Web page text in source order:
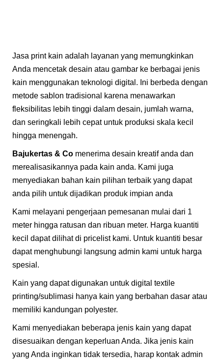
Jasa print kain adalah layanan yang memungkinkan
Anda mencetak desain atau gambar ke berbagai jenis
kain menggunakan teknologi digital. Ini berbeda dengan
metode sablon tradisional karena menawarkan
fleksibilitas lebih tinggi dalam desain, jumlah warna,
dan seringkali lebih cepat untuk produksi skala kecil
hingga menengah.
Bajukertas & Co menerima desain kreatif anda dan
merealisasikannya pada kain anda. Kami juga
menyediakan bahan kain pilihan terbaik yang dapat
anda pilih untuk dijadikan produk impian anda
Kami melayani pengerjaan pemesanan mulai dari 1
meter hingga ratusan dan ribuan meter. Harga kuantiti
kecil dapat dilihat di pricelist kami. Untuk kuantiti besar
dapat menghubungi langsung admin kami untuk harga
spesial.
Kain yang dapat digunakan untuk digital textile
printing/sublimasi hanya kain yang berbahan dasar atau
memiliki kandungan polyester.
Kami menyediakan beberapa jenis kain yang dapat
disesuaikan dengan keperluan Anda. Jika jenis kain
yang Anda inginkan tidak tersedia, harap kontak admin